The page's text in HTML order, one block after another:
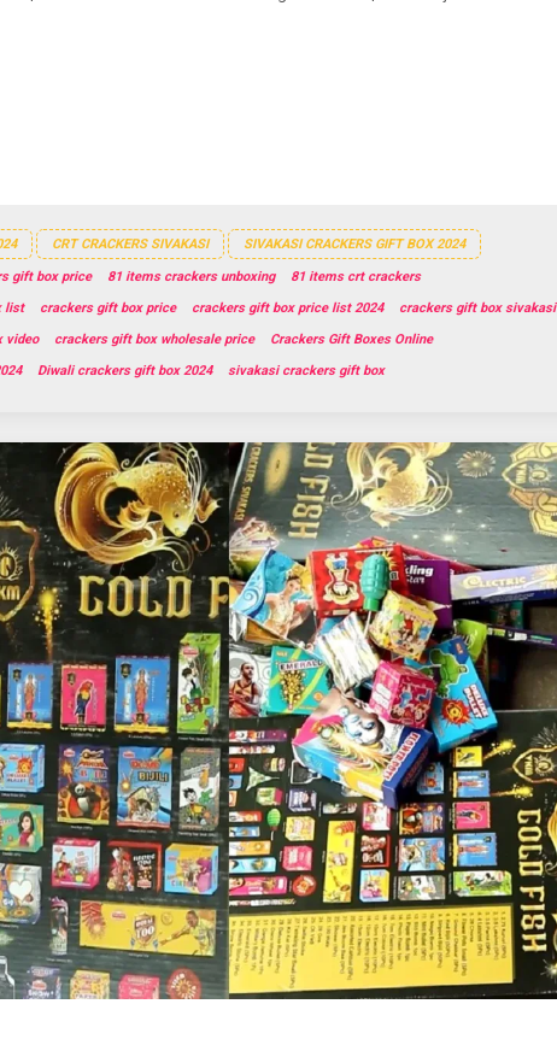
CRT CRACKERS SIVAKASI SIVAKASI CRACKERS GIFT BOX 2024
gift box price 81 items crackers unboxing
81 items crt crackers
list crackers gift box price crackers gift box price list 2024
crackers gift box sivakasi
video crackers gift box wholesale price
Crackers Gift Boxes Online
Diwali crackers gift box 2024 sivakasi crackers gift box